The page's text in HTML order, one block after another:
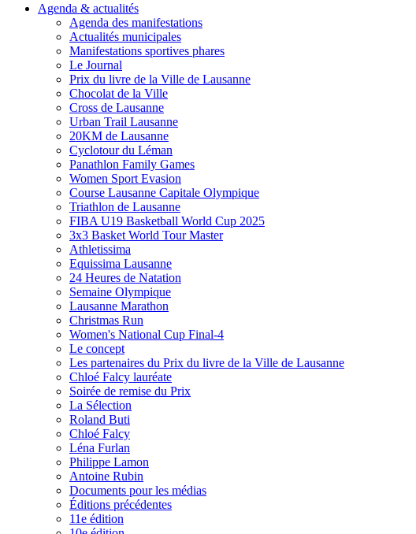
Agenda & actualités
Agenda des manifestations
Actualités municipales
Manifestations sportives phares
Le Journal
Prix du livre de la Ville de Lausanne
Chocolat de la Ville
Cross de Lausanne
Urban Trail Lausanne
20KM de Lausanne
Cyclotour du Léman
Panathlon Family Games
Women Sport Evasion
Course Lausanne Capitale Olympique
Triathlon de Lausanne
FIBA U19 Basketball World Cup 2025
3x3 Basket World Tour Master
Athletissima
Equissima Lausanne
24 Heures de Natation
Semaine Olympique
Lausanne Marathon
Christmas Run
Women's National Cup Final-4
Le concept
Les partenaires du Prix du livre de la Ville de Lausanne
Chloé Falcy lauréate
Soirée de remise du Prix
La Sélection
Roland Buti
Chloé Falcy
Léna Furlan
Philippe Lamon
Antoine Rubin
Documents pour les médias
Éditions précédentes
11e édition